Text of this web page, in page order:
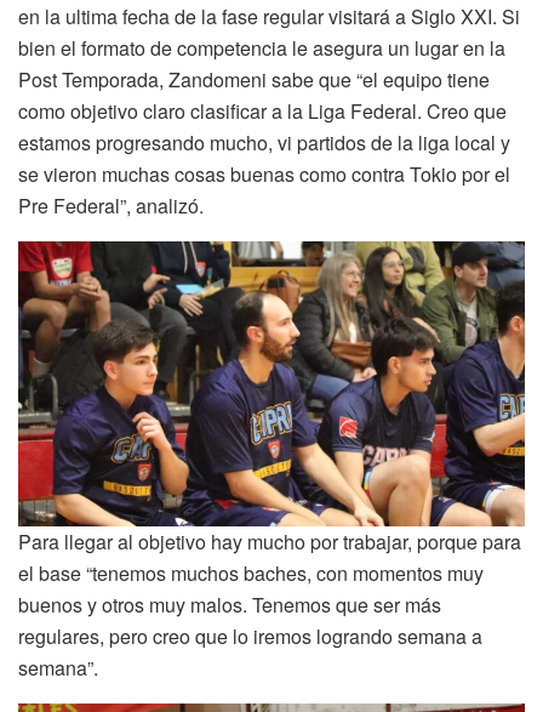
en la ultima fecha de la fase regular visitará a Siglo XXI. Si
bien el formato de competencia le asegura un lugar en la
Post Temporada, Zandomeni sabe que “el equipo tiene
como objetivo claro clasificar a la Liga Federal. Creo que
estamos progresando mucho, vi partidos de la liga local y
se vieron muchas cosas buenas como contra Tokio por el
Pre Federal”, analizó.
Para llegar al objetivo hay mucho por trabajar, porque para
el base “tenemos muchos baches, con momentos muy
buenos y otros muy malos. Tenemos que ser más
regulares, pero creo que lo iremos logrando semana a
semana”.